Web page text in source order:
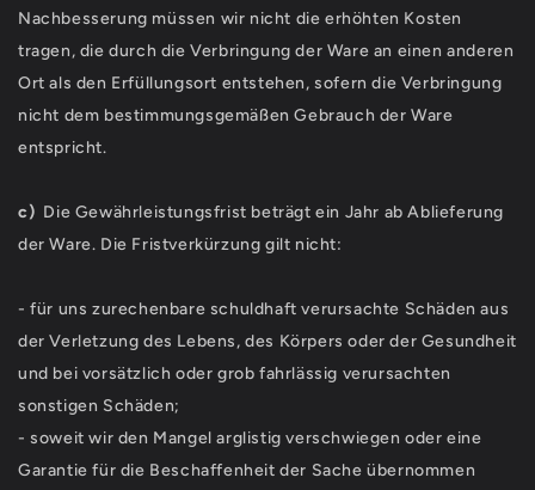
Nachbesserung müssen wir nicht die erhöhten Kosten
tragen, die durch die Verbringung der Ware an einen anderen
Ort als den Erfüllungsort entstehen, sofern die Verbringung
nicht dem bestimmungsgemäßen Gebrauch der Ware
entspricht.
c) Die Gewährleistungsfrist beträgt ein Jahr ab Ablieferung
der Ware. Die Fristverkürzung gilt nicht:
- für uns zurechenbare schuldhaft verursachte Schäden aus
der Verletzung des Lebens, des Körpers oder der Gesundheit
und bei vorsätzlich oder grob fahrlässig verursachten
sonstigen Schäden;
- soweit wir den Mangel arglistig verschwiegen oder eine
Garantie für die Beschaffenheit der Sache übernommen